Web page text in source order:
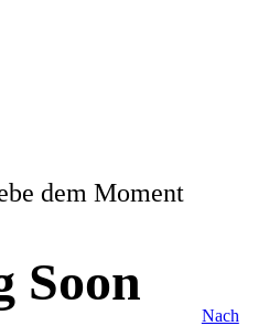
dem Moment
Soon
Nach